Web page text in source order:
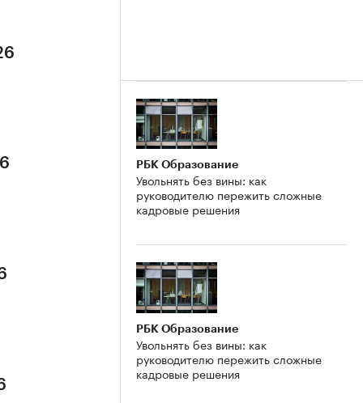
РБК Образование
Увольнять без вины: как
руководителю пережить сложные
кадровые решения
РБК Образование
Увольнять без вины: как
руководителю пережить сложные
кадровые решения